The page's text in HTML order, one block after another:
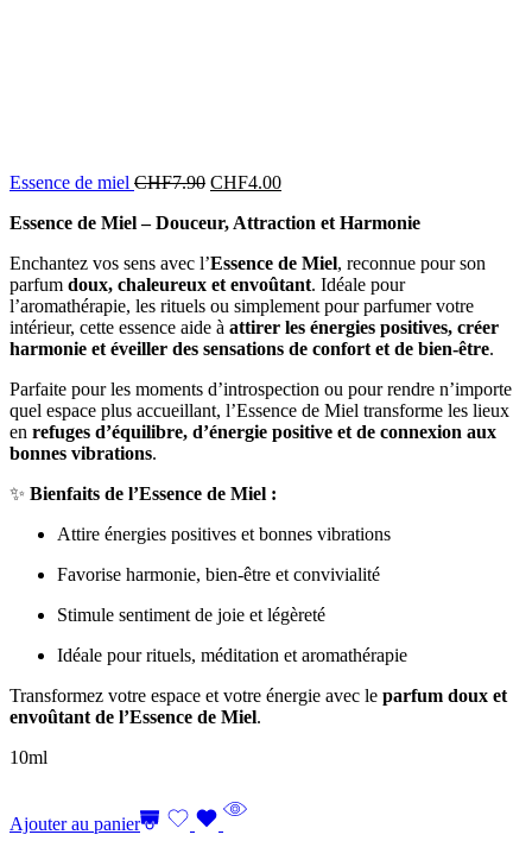
Essence de miel CHF7.90 CHF4.00
Essence de Miel – Douceur, Attraction et Harmonie
Enchantez vos sens avec l’Essence de Miel, reconnue pour son
parfum doux, chaleureux et envoûtant. Idéale pour
l’aromathérapie, les rituels ou simplement pour parfumer votre
intérieur, cette essence aide à attirer les énergies positives, créer
harmonie et éveiller des sensations de confort et de bien-être.
Parfaite pour les moments d’introspection ou pour rendre n’importe
quel espace plus accueillant, l’Essence de Miel transforme les lieux
en refuges d’équilibre, d’énergie positive et de connexion aux
bonnes vibrations.
✨ Bienfaits de l’Essence de Miel :
Attire énergies positives et bonnes vibrations
Favorise harmonie, bien-être et convivialité
Stimule sentiment de joie et légèreté
Idéale pour rituels, méditation et aromathérapie
Transformez votre espace et votre énergie avec le parfum doux et
envoûtant de l’Essence de Miel.
10ml
Ajouter au panier